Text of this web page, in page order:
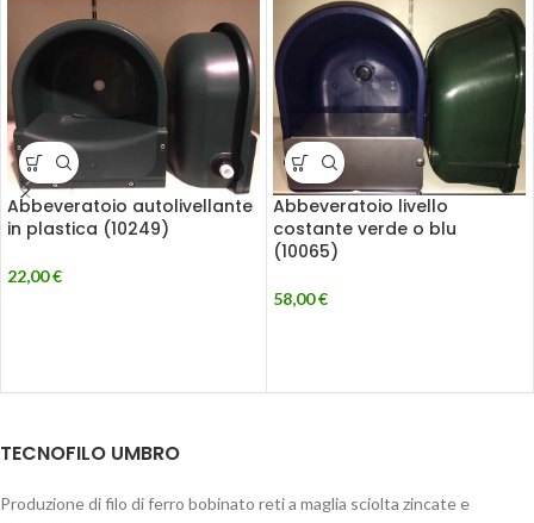
Abbeveratoio autolivellante
in plastica (10249)
22,00€
Abbeveratoio livello
costante verde o blu
(10065)
58,00€
TECNOFILO UMBRO
Produzione di filo di ferro bobinato reti a maglia sciolta zincate e